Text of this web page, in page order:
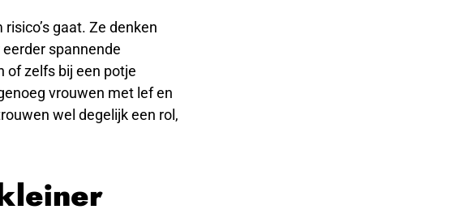
gaat. Ze denken
spannende
of zelfs bij een potje
vrouwen met lef en
wel degelijk een rol,